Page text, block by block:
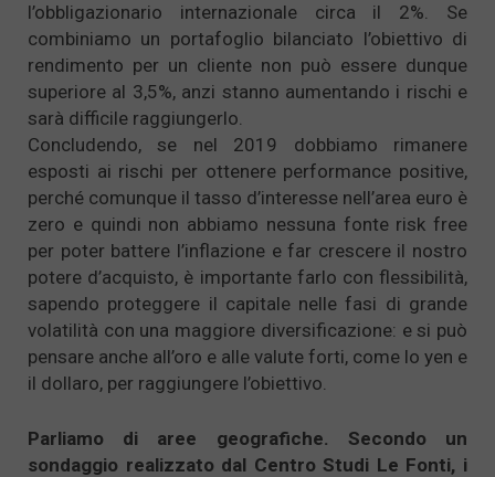
l’obbligazionario internazionale circa il 2%. Se
combiniamo un portafoglio bilanciato l’obiettivo di
rendimento per un cliente non può essere dunque
superiore al 3,5%, anzi stanno aumentando i rischi e
sarà difficile raggiungerlo.
Concludendo, se nel 2019 dobbiamo rimanere
esposti ai rischi per ottenere performance positive,
perché comunque il tasso d’interesse nell’area euro è
zero e quindi non abbiamo nessuna fonte risk free
per poter battere l’inflazione e far crescere il nostro
potere d’acquisto, è importante farlo con flessibilità,
sapendo proteggere il capitale nelle fasi di grande
volatilità con una maggiore diversificazione: e si può
pensare anche all’oro e alle valute forti, come lo yen e
il dollaro, per raggiungere l’obiettivo.
Parliamo di aree geografiche. Secondo un
sondaggio realizzato dal Centro Studi Le Fonti, i